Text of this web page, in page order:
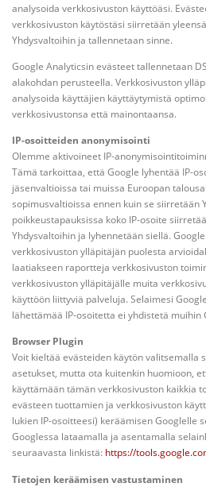
analysoida verkkosivuston käyttöäsi.
verkkosivuston käytöstäsi siirretään
Yhdysvaltoihin ja tallennetaan sinne.
Google Analyticsin evästeet tallennetaan
alakohdan perusteella. Verkkosivuston
analysoida käyttäjien käyttäytymistä
verkkosivustonsa että mainontaansa.
IP-osoitteiden anonymisointi
Olemme aktivoineet IP-
Tämä tarkoittaa, että Google lyhentää IP-
jäsenvaltioissa tai muissa Euroopan
sopimusvaltioissa ennen kuin se siirretään
poikkeustapauksissa koko IP-osoite
Yhdysvaltoihin ja lyhennetään siellä.
verkkosivuston ylläpitäjän puolesta
laatiakseen raportteja verkkosivuston
verkkosivuston ylläpitäjälle muita
käyttöön liittyviä palveluja. Selaimesi
lähettämää IP-osoitetta ei yhdistetä muihin
Browser Plugin
Voit kieltää evästeiden käytön valitsemalla
asetukset, mutta ota kuitenkin huomioon,
käyttämään tämän verkkosivuston kaikkia
evästeen tuottamien ja verkkosivuston
lukien IP-osoitteesi) keräämisen Googlelle
Googlessa lataamalla ja asentamalla
seuraavasta linkistä: https://
Tietojen keräämisen vastustaminen